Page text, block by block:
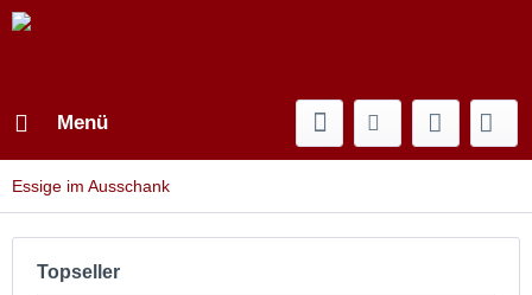
Menü
Essige im Ausschank
Topseller